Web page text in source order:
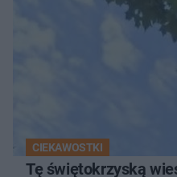
CIEKAWOSTKI
Tę świętokrzyską